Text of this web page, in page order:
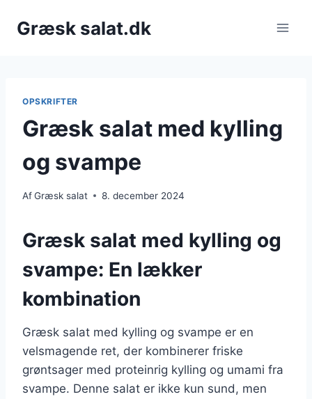
Græsk salat.dk
OPSKRIFTER
Græsk salat med kylling
og svampe
AfGræsk salat 8. december 2024
Græsk salat med kylling og
svampe: En lækker
kombination
Græsk salat med kylling og svampe er en
velsmagende ret, der kombinerer friske
grøntsager med proteinrig kylling og umami fra
svampe. Denne salat er ikke kun sund, men